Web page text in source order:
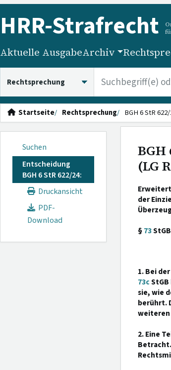
HRR-Strafrecht
Aktuelle AusgabeArchiv
Startseite Rechtsprechung BGH 6 StR
Suchen
Entscheidung
BGH 6 StR 622/24:
Druckansicht
PDF-
Download
BGH
(LG
der
§73
1. Bei
73c
sie, wie
berührt.
2. Eine